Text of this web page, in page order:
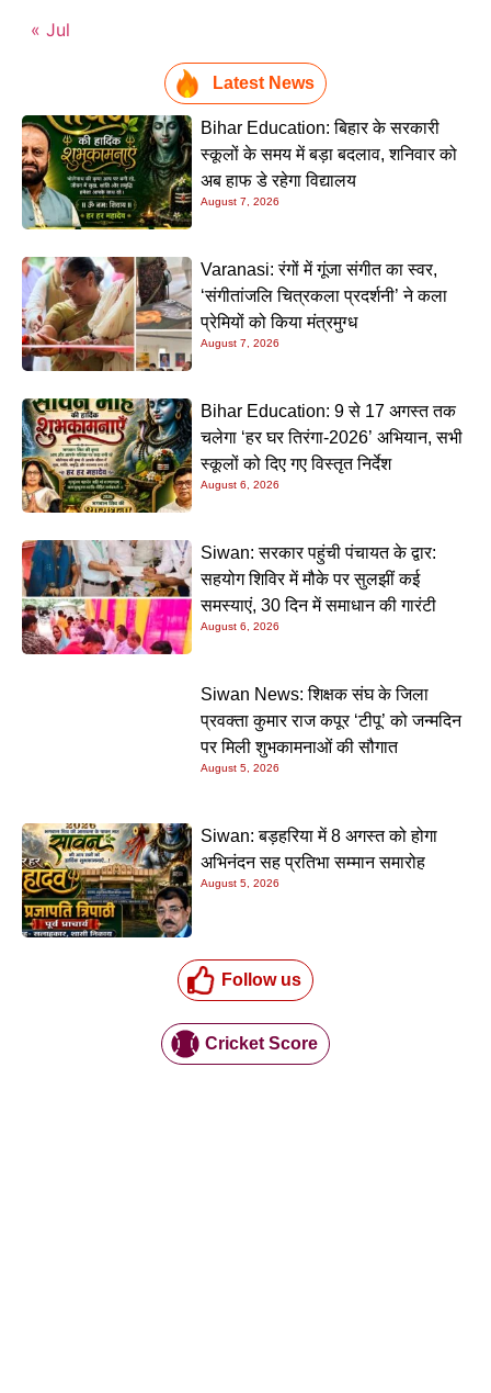
« Jul
Latest News
Bihar Education: बिहार के सरकारी
स्कूलों के समय में बड़ा बदलाव, शनिवार को
अब हाफ डे रहेगा विद्यालय
August 7, 2026
Varanasi: रंगों में गूंजा संगीत का स्वर,
‘संगीतांजलि चित्रकला प्रदर्शनी’ ने कला
प्रेमियों को किया मंत्रमुग्ध
August 7, 2026
Bihar Education: 9 से 17 अगस्त तक
चलेगा ‘हर घर तिरंगा-2026’ अभियान, सभी
स्कूलों को दिए गए विस्तृत निर्देश
August 6, 2026
Siwan: सरकार पहुंची पंचायत के द्वार:
सहयोग शिविर में मौके पर सुलझीं कई
समस्याएं, 30 दिन में समाधान की गारंटी
August 6, 2026
Siwan News: शिक्षक संघ के जिला
प्रवक्ता कुमार राज कपूर ‘टीपू’ को जन्मदिन
पर मिली शुभकामनाओं की सौगात
August 5, 2026
Siwan: बड़हरिया में 8 अगस्त को होगा
अभिनंदन सह प्रतिभा सम्मान समारोह
August 5, 2026
Follow us
Cricket Score